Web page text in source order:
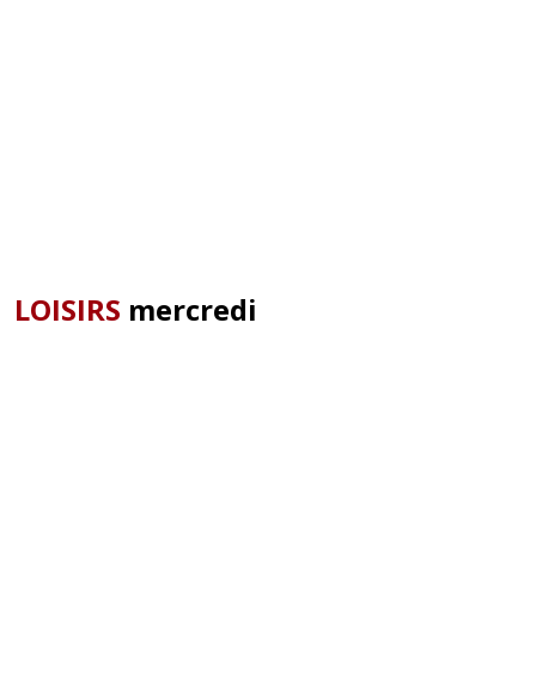
LOISIRS mercredi